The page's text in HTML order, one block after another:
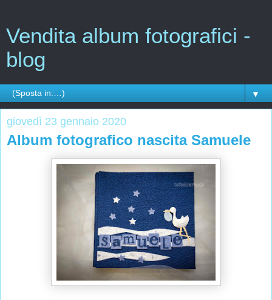
Vendita album fotografici -
blog
▼
giovedì 23 gennaio 2020
Album fotografico nascita Samuele